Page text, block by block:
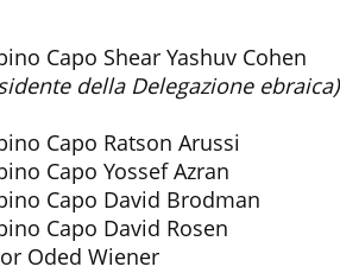
Capo Shear Yashuv Cohen
della Delegazione ebraica)
Capo Ratson Arussi
Capo Yossef Azran
Capo David Brodman
Capo David Rosen
Oded Wiener